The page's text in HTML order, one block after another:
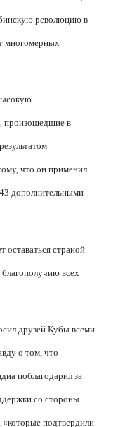
революцию в
многомерных
произошедшие в
что он применил
дополнительными
оставаться страной
всех
друзей Кубы всеми
о том, что
поблагодарил за
со стороны
«которые подтвердили